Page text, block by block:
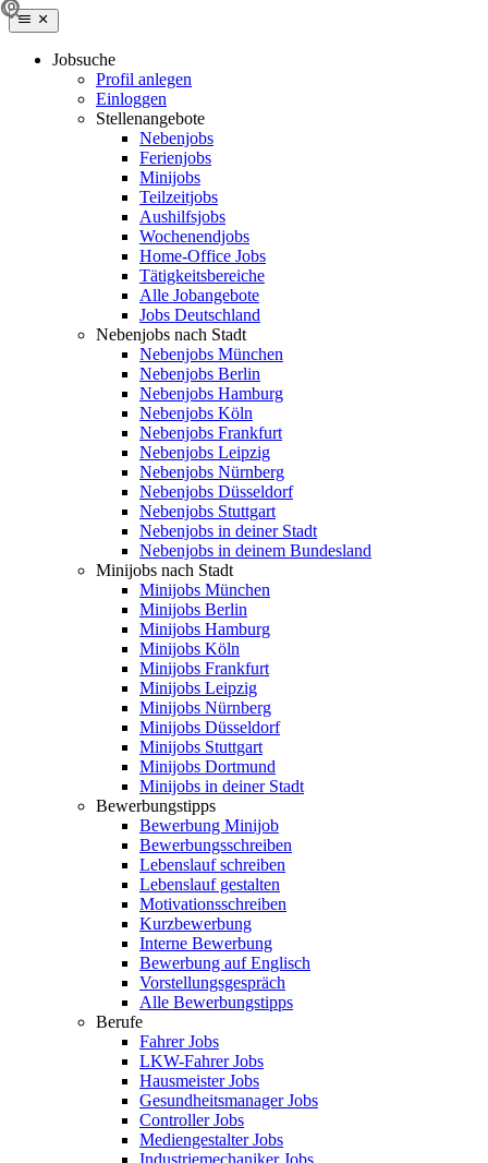
Jobsuche
Profil anlegen
Einloggen
Stellenangebote
Nebenjobs
Ferienjobs
Minijobs
Teilzeitjobs
Aushilfsjobs
Wochenendjobs
Home-Office Jobs
Tätigkeitsbereiche
Alle Jobangebote
Jobs Deutschland
Nebenjobs nach Stadt
Nebenjobs München
Nebenjobs Berlin
Nebenjobs Hamburg
Nebenjobs Köln
Nebenjobs Frankfurt
Nebenjobs Leipzig
Nebenjobs Nürnberg
Nebenjobs Düsseldorf
Nebenjobs Stuttgart
Nebenjobs in deiner Stadt
Nebenjobs in deinem Bundesland
Minijobs nach Stadt
Minijobs München
Minijobs Berlin
Minijobs Hamburg
Minijobs Köln
Minijobs Frankfurt
Minijobs Leipzig
Minijobs Nürnberg
Minijobs Düsseldorf
Minijobs Stuttgart
Minijobs Dortmund
Minijobs in deiner Stadt
Bewerbungstipps
Bewerbung Minijob
Bewerbungsschreiben
Lebenslauf schreiben
Lebenslauf gestalten
Motivationsschreiben
Kurzbewerbung
Interne Bewerbung
Bewerbung auf Englisch
Vorstellungsgespräch
Alle Bewerbungstipps
Berufe
Fahrer Jobs
LKW-Fahrer Jobs
Hausmeister Jobs
Gesundheitsmanager Jobs
Controller Jobs
Mediengestalter Jobs
Industriemechaniker Jobs